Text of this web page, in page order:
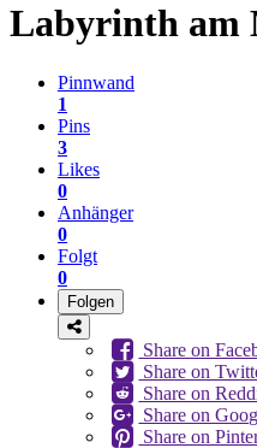
Labyrinth am
Pinnwand
1
Pins
3
Likes
0
Anhänger
0
Folgt
0
Folgen
Share on
Share on
Share on
Share on
Share on